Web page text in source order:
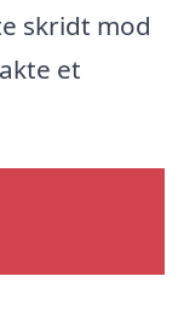
skridt mod
et